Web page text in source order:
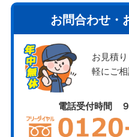
お問合わせ・
お見積
軽にご
電話受付時間